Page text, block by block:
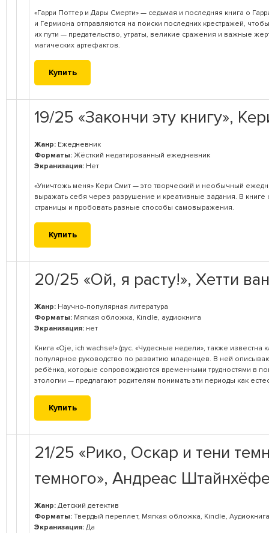
«Гарри Поттер и Дары Смерти» — седьмая и последняя книга о
и Гермиона отправляются на поиски последних крестражей,
их пути — предательство, утраты, великие сражения и важные
магических артефактов.
Купить
19/25 «Закончи эту книгу»,
Жанр: Ежедневник
Форматы: Жёсткий недатированный ежедневник
Экранизация: Нет
«Уничтожь меня» Кери Смит — это творческий и необычный
выражать себя через разрушение и креативные задания. В книге
страницы и пробовать разные способы самовыражения.
Купить
20/25 «Ой, я расту!», Хетти
Жанр: Научно-популярная литература
Форматы: Мягкая обложка, Kindle, аудиокнига
Экранизация: нет
Книга «Oje, ich wachse!» (рус. «Чудесные недели», также
популярное руководство по развитию младенцев. В ней
ребёнка, которые сопровождаются временными трудностями в
этологии — предлагают родителям понимать эти периоды как
Купить
21/25 «Рико, Оскар и тени
темного», Андреас
Жанр: Детский детектив
Форматы: Твердый переплет, Мягкая обложка, Kindle,
Экранизация: Да